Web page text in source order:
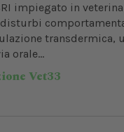
impiegato in
transdermica,
orale...
Vet33